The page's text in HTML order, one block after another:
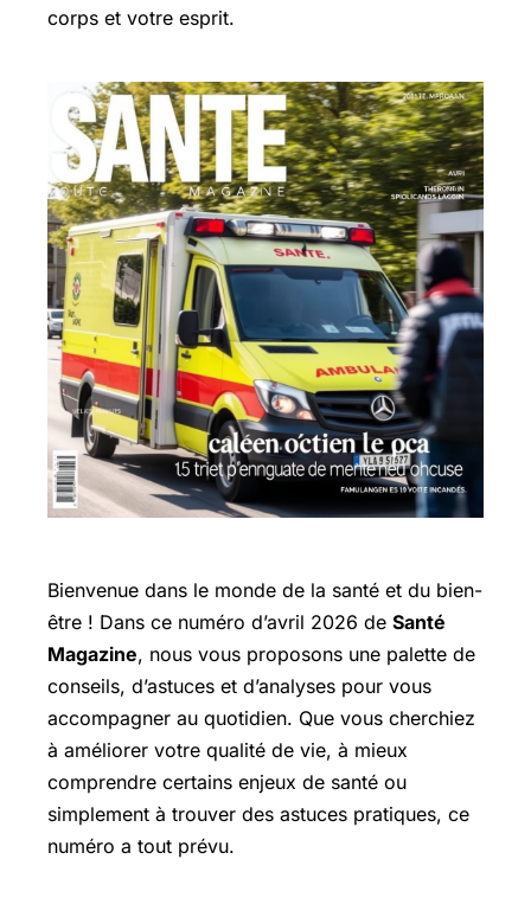
corps et votre esprit.
Bienvenue dans le monde de la santé et du bien-
être ! Dans ce numéro d’avril 2026 de Santé
Magazine, nous vous proposons une palette de
conseils, d’astuces et d’analyses pour vous
accompagner au quotidien. Que vous cherchiez
à améliorer votre qualité de vie, à mieux
comprendre certains enjeux de santé ou
simplement à trouver des astuces pratiques, ce
numéro a tout prévu.